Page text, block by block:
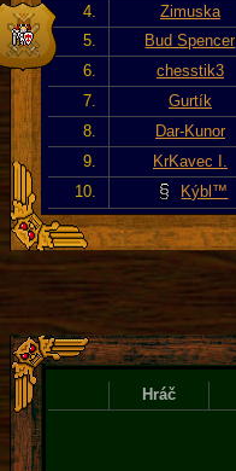
4.
Zimuska
5.
Bud Spencer
6.
chesstik3
7.
Gurtík
8.
Dar-Kunor
9.
KrKavec I.
10.
Kýbl™
Hráč